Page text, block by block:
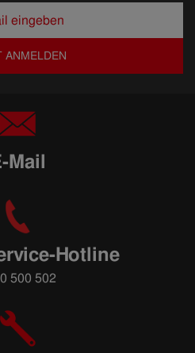
ANMELDEN
Mail
Hotline
500 502